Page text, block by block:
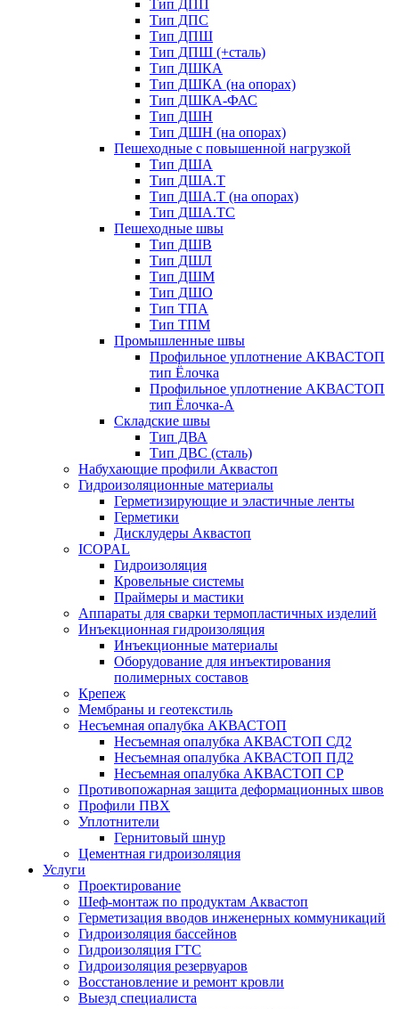
Тип ДПП
Тип ДПС
Тип ДПШ
Тип ДПШ (+сталь)
Тип ДШКА
Тип ДШКА (на опорах)
Тип ДШКА-ФАС
Тип ДШН
Тип ДШН (на опорах)
Пешеходные с повышенной нагрузкой
Тип ДША
Тип ДША.Т
Тип ДША.Т (на опорах)
Тип ДША.ТС
Пешеходные швы
Тип ДШВ
Тип ДШЛ
Тип ДШМ
Тип ДШО
Тип ТПА
Тип ТПМ
Промышленные швы
Профильное уплотнение АКВАСТОП
тип Ёлочка
Профильное уплотнение АКВАСТОП
тип Ёлочка-А
Складские швы
Тип ДВА
Тип ДВС (сталь)
Набухающие профили Аквастоп
Гидроизоляционные материалы
Герметизирующие и эластичные ленты
Герметики
Дисклудеры Аквастоп
ICOPAL
Гидроизоляция
Кровельные системы
Праймеры и мастики
Аппараты для сварки термопластичных изделий
Инъекционная гидроизоляция
Инъекционные материалы
Оборудование для инъектирования
полимерных составов
Крепеж
Мембраны и геотекстиль
Несъемная опалубка АКВАСТОП
Несъемная опалубка АКВАСТОП СД2
Несъемная опалубка АКВАСТОП ПД2
Несъемная опалубка АКВАСТОП СР
Противопожарная защита деформационных швов
Профили ПВХ
Уплотнители
Гернитовый шнур
Цементная гидроизоляция
Услуги
Проектирование
Шеф-монтаж по продуктам Аквастоп
Герметизация вводов инженерных коммуникаций
Гидроизоляция бассейнов
Гидроизоляция ГТС
Гидроизоляция резервуаров
Восстановление и ремонт кровли
Выезд специалиста